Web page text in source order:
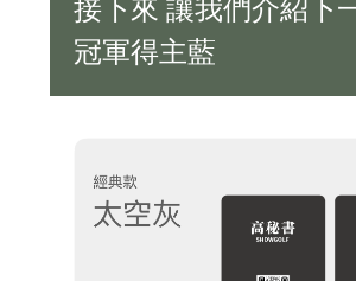
冠軍得主藍